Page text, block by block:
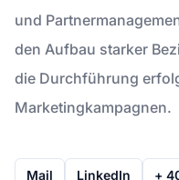
und
den Aufbau starker
die Durchführung
Marketingkampagnen.
Mail LinkedIn +